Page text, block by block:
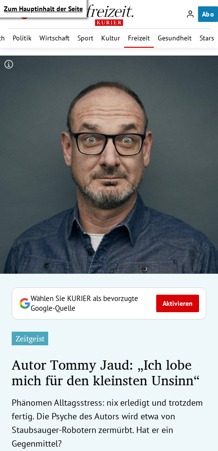
Zum Hauptinhalt der Seite
Abo
Politik Wirtschaft Sport Kultur Freizeit Gesundheit Stars
Untermenü
Untermenü
Untermenü
Untermenü
Untermenü
Untermenü
Untermenü
Untermenü
Wählen Sie KURIER als bevorzugte
Google-Quelle
Aktivieren
Zeitgeist
Autor Tommy Jaud: „Ich lobe
mich für den kleinsten Unsinn“
Phänomen Alltagsstress: nix erledigt und trotzdem
fertig. Die Psyche des Autors wird etwa von
Staubsauger-Robotern zermürbt. Hat er ein
Gegenmittel?